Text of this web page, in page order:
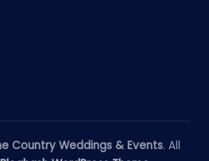
Country Weddings & Events. All